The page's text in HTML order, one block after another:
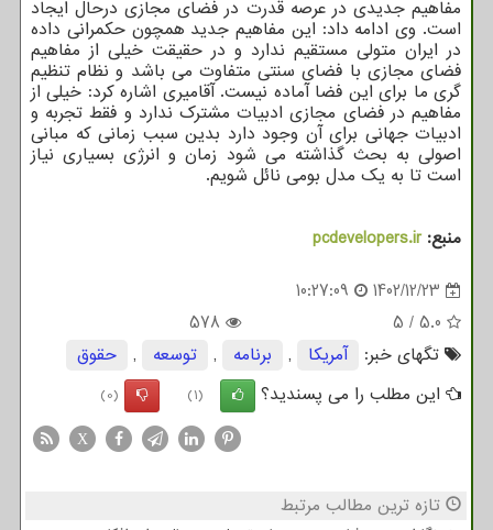
مفاهیم جدیدی در عرصه قدرت در فضای مجازی درحال ایجاد
است. وی ادامه داد: این مفاهیم جدید همچون حکمرانی داده
در ایران متولی مستقیم ندارد و در حقیقت خیلی از مفاهیم
فضای مجازی با فضای سنتی متفاوت می باشد و نظام تنظیم
گری ما برای این فضا آماده نیست. آقامیری اشاره کرد: خیلی از
مفاهیم در فضای مجازی ادبیات مشترک ندارد و فقط تجربه و
ادبیات جهانی برای آن وجود دارد بدین سبب زمانی که مبانی
اصولی به بحث گذاشته می شود زمان و انرژی بسیاری نیاز
است تا به یک مدل بومی نائل شویم.
منبع:pcdevelopers.ir
1402/12/23
10:27:09
5.0
/
5
578
تگهای خبر:
آمریكا , برنامه , توسعه ,
حقوق
این مطلب را می پسندید؟
(1)
(0)
X
تازه ترین مطالب مرتبط